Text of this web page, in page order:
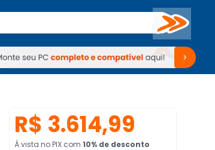
Buscar
Periféricos TV Venda no KaBuM!
TV Venda no KaBuM!
R$ 3.614,99
À vista no PIX com 10% de desconto